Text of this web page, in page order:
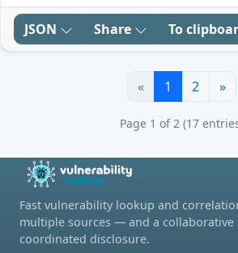
JSON Share To
« 1 2 »
Page 1 of 2 (17
Fast vulnerability lookup and
multiple sources — and a collaborative
coordinated disclosure.